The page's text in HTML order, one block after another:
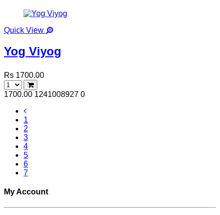
Quick View
Yog Viyog
Rs 1700.00
1700.00 1241008927 0
1
2
3
4
5
6
7
My Account